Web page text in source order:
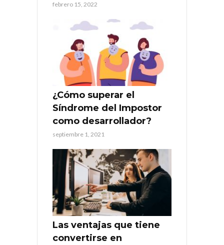
febrero 15, 2022
¿Cómo superar el
Síndrome del Impostor
como desarrollador?
septiembre 1, 2021
Las ventajas que tiene
convertirse en